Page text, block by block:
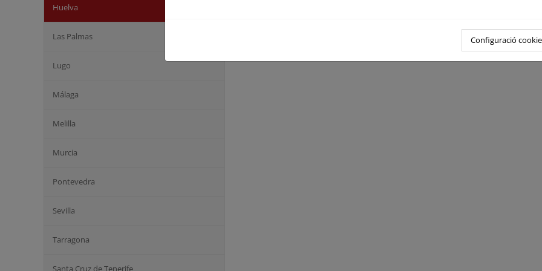
Huelva
Las Palmas
Lugo
Málaga
Melilla
Murcia
Pontevedra
Sevilla
Tarragona
Santa Cruz de Tenerife
Configuració